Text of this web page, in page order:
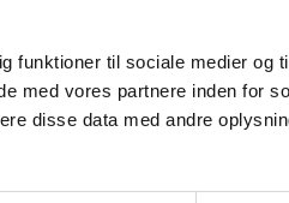
funktioner til sociale medier og
med vores partnere inden for
disse data med andre
dispositionsret.
ved flytning? (FAQ)